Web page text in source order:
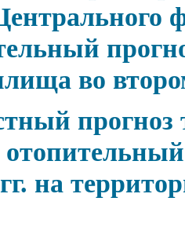
во
на